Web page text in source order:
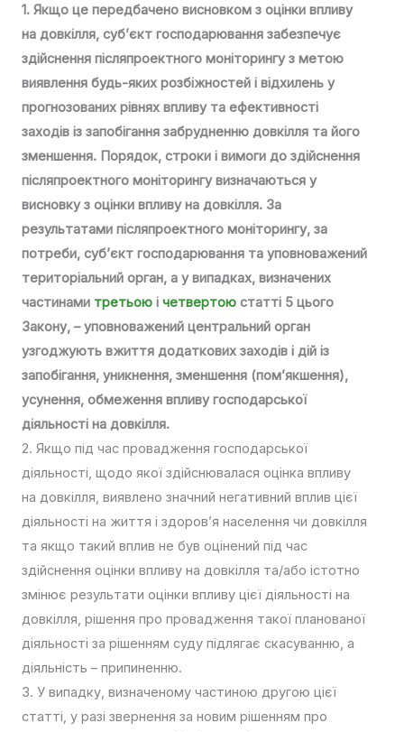
1. Якщо це передбачено висновком з оцінки впливу
на довкілля, суб’єкт господарювання забезпечує
здійснення післяпроектного моніторингу з метою
виявлення будь-яких розбіжностей і відхилень у
прогнозованих рівнях впливу та ефективності
заходів із запобігання забрудненню довкілля та його
зменшення. Порядок, строки і вимоги до здійснення
післяпроектного моніторингу визначаються у
висновку з оцінки впливу на довкілля. За
результатами післяпроектного моніторингу, за
потреби, суб’єкт господарювання та уповноважений
територіальний орган, а у випадках, визначених
частинами третьою і четвертою статті 5 цього
Закону, – уповноважений центральний орган
узгоджують вжиття додаткових заходів і дій із
запобігання, уникнення, зменшення (пом’якшення),
усунення, обмеження впливу господарської
діяльності на довкілля.
2. Якщо під час провадження господарської
діяльності, щодо якої здійснювалася оцінка впливу
на довкілля, виявлено значний негативний вплив цієї
діяльності на життя і здоров’я населення чи довкілля
та якщо такий вплив не був оцінений під час
здійснення оцінки впливу на довкілля та/або істотно
змінює результати оцінки впливу цієї діяльності на
довкілля, рішення про провадження такої планованої
діяльності за рішенням суду підлягає скасуванню, а
діяльність – припиненню.
3. У випадку, визначеному частиною другою цієї
статті, у разі звернення за новим рішенням про